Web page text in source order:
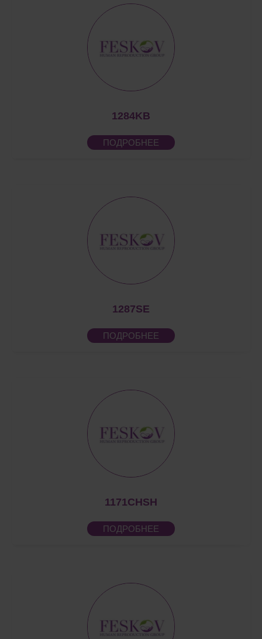
1284KB
ПОДРОБНЕЕ
1287SE
ПОДРОБНЕЕ
1171CHSH
ПОДРОБНЕЕ